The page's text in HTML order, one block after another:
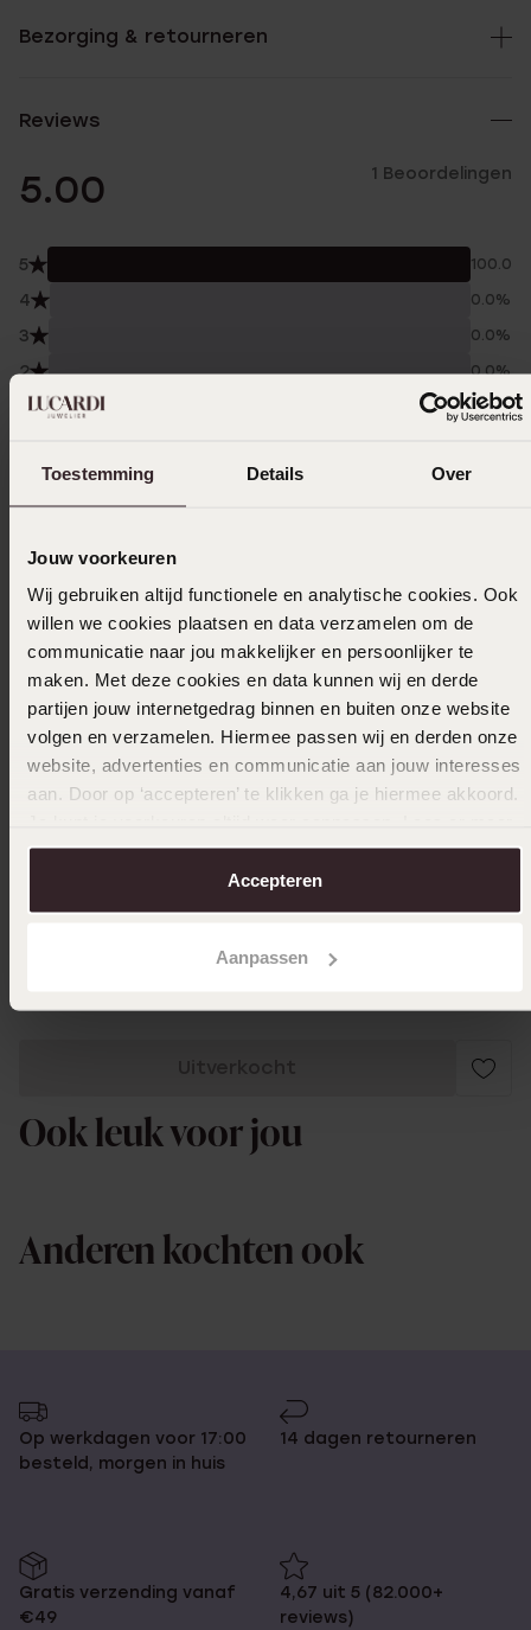
Toestemming Details Over
Jouw voorkeuren
Wij gebruiken altijd functionele en analytische cookies. Ook
willen we cookies plaatsen en data verzamelen om de
communicatie naar jou makkelijker en persoonlijker te
maken. Met deze cookies en data kunnen wij en derde
partijen jouw internetgedrag binnen en buiten onze website
volgen en verzamelen. Hiermee passen wij en derden onze
website, advertenties en communicatie aan jouw interesses
aan. Door op ‘accepteren’ te klikken ga je hiermee akkoord.
over in onscookiebeleid.
Accepteren
Aanpassen
Bezorging & retourneren
Reviews
5.00 1 Beoordelingen
5 100.0%
4 0.0%
3 0.0%
2 0.0%
0.0%
Verzameld onder de Gebruiksvoorwaarden
van
Trusted shops
10-09-2023 - Sabine K.
13-05-2023 - Ria d.
Mooie armband en goede pasvorm
Uitverkocht
Ook leuk voor jou
Anderen kochten ook
Op werkdagen voor 17:00
besteld, morgen in huis
14 dagen retourneren
Gratis verzending vanaf
€49
4,67 uit 5 (82.000+
reviews)